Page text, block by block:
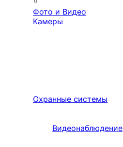
Фото и Видео
Камеры
Охранные системы
Видеонаблюдение